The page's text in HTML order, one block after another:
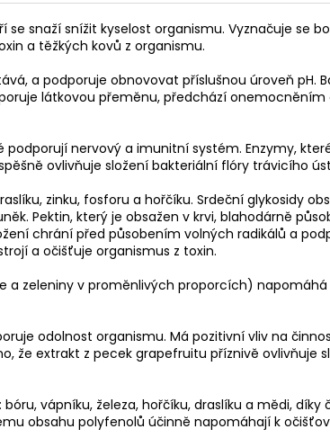
se snaží snížit kyselost organismu. Vyznačuje se
a těžkých kovů z organismu.
a podporuje obnovovat příslušnou úroveň pH.
látkovou přeměnu, předchází
nervový a imunitní systém. Enzymy,
ovlivňuje složení bakteriální flóry trávicího
zinku, fosforu a hořčíku. Srdeční glykosidy
Pektin, který je obsažen v krvi, blahodárně
chrání před působením volných radikálů a
a očišťuje organismus z toxin.
zeleniny v proměnlivých proporcích)
odolnost organismu. Má pozitivní vliv na
že extrakt z pecek grapefruitu příznivě ovlivňuje
vápníku, železa, hořčíku, draslíku a mědi,
obsahu polyfenolů účinně napomáhají k